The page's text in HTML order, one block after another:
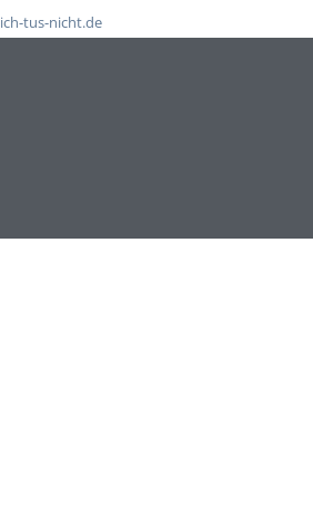
ich-tus-nicht.de